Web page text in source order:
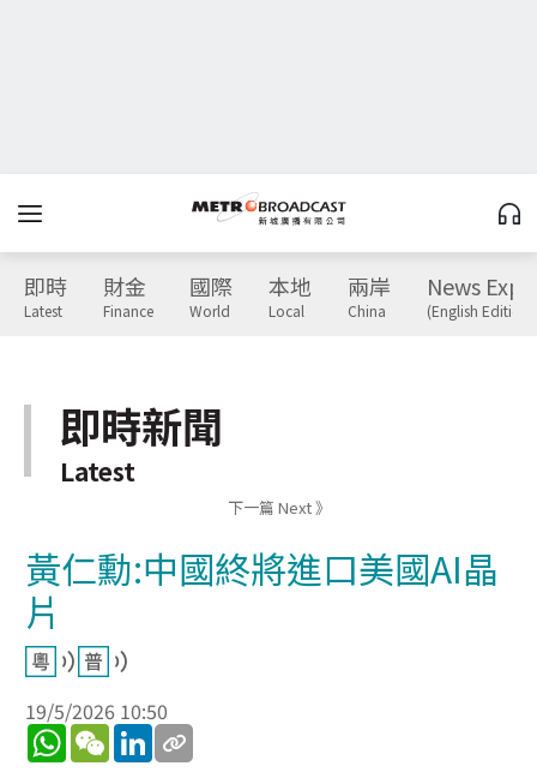
即時
Latest
財金
Finance
國際
World
本地
Local
兩岸
China
News
(English Edition)
即時新聞
Latest
下一篇 Next 》
黃仁勳:中國終將進口美國AI晶
片
19/5/2026 10:50
WhatsApp
WeChatLinkedIn